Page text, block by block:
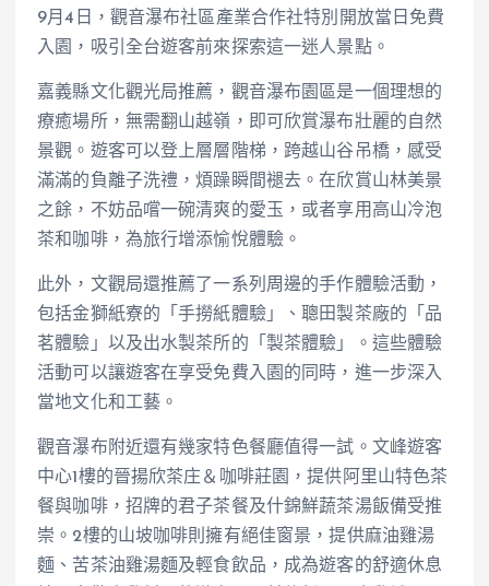
9月4日，觀音瀑布社區產業合作社特別開放當日免費
入園，吸引全台遊客前來探索這一迷人景點。
嘉義縣文化觀光局推薦，觀音瀑布園區是一個理想的
療癒場所，無需翻山越嶺，即可欣賞瀑布壯麗的自然
景觀。遊客可以登上層層階梯，跨越山谷吊橋，感受
滿滿的負離子洗禮，煩躁瞬間褪去。在欣賞山林美景
之餘，不妨品嚐一碗清爽的愛玉，或者享用高山冷泡
茶和咖啡，為旅行增添愉悅體驗。
此外，文觀局還推薦了一系列周邊的手作體驗活動，
包括金獅紙寮的「手撈紙體驗」、聰田製茶廠的「品
茗體驗」以及出水製茶所的「製茶體驗」。這些體驗
活動可以讓遊客在享受免費入園的同時，進一步深入
當地文化和工藝。
觀音瀑布附近還有幾家特色餐廳值得一試。文峰遊客
中心1樓的晉揚欣茶庄＆咖啡莊園，提供阿里山特色茶
餐與咖啡，招牌的君子茶餐及什錦鮮蔬茶湯飯備受推
崇。2樓的山坡咖啡則擁有絕佳窗景，提供麻油雞湯
麵、苦茶油雞湯麵及輕食飲品，成為遊客的舒適休息